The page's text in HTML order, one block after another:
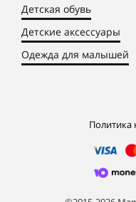
Детская обувь
Детские аксессуары
Одежда для малышей
Политика